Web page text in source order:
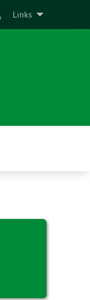
Links